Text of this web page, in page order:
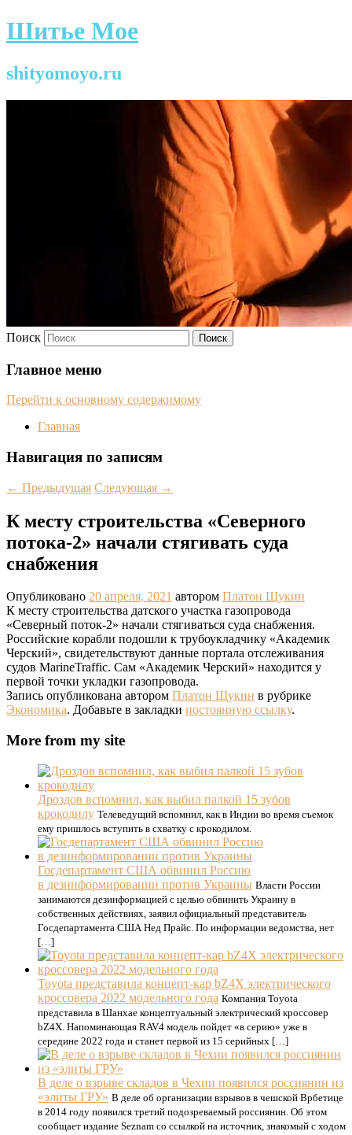
Шитье Мое
shityomoyo.ru
Поиск
Главное меню
Перейти к основному содержимому
Главная
Навигация по записям
← Предыдущая Следующая →
К месту строительства «Северного
потока-2» начали стягивать суда
снабжения
Опубликовано 20 апреля, 2021 автором Платон Щукин
К месту строительства датского участка газопровода
«Северный поток-2» начали стягиваться суда снабжения.
Российские корабли подошли к трубоукладчику «Академик
Черский», свидетельствуют данные портала отслеживания
судов MarineTraffic. Сам «Академик Черский» находится у
первой точки укладки газопровода.
Запись опубликована автором Платон Щукин в рубрике
Экономика. Добавьте в закладки постоянную ссылку.
More from my site
Дроздов вспомнил, как выбил палкой 15 зубов
крокодилу Телеведущий вспомнил, как в Индии во время съемок
ему пришлось вступить в схватку с крокодилом.
Госдепартамент США обвинил Россию
в дезинформировании против Украины Власти России
занимаются дезинформацией с целью обвинить Украину в
собственных действиях, заявил официальный представитель
Госдепартамента США Нед Прайс. По информации ведомства, нет
[…]
Toyota представила концепт-кар bZ4X электрического
кроссовера 2022 модельного года Компания Toyota
представила в Шанхае концептуальный электрический кроссовер
bZ4X. Напоминающая RAV4 модель пойдет «в серию» уже в
середине 2022 года и станет первой из 15 серийных […]
В деле о взрыве складов в Чехии появился россиянин из
«элиты ГРУ» В деле об организации взрывов в чешской Врбетице
в 2014 году появился третий подозреваемый россиянин. Об этом
сообщает издание Seznam со ссылкой на источник, знакомый с ходом